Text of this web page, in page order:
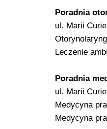
Poradnia
ul. Marii
Leczenie
Poradnia
ul. Marii
Medycyna
Medycyna